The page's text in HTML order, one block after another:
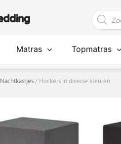
Producten
zoeken
Matras Topmatras
Nachtkastjes/ Hockers in diverse kleuren